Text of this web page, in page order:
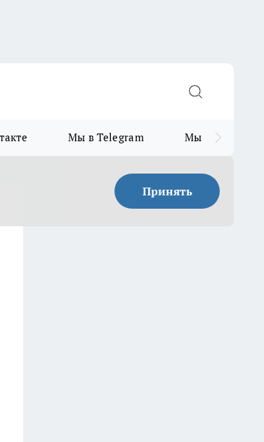
Мы в Telegram Мы в MAX
Принять